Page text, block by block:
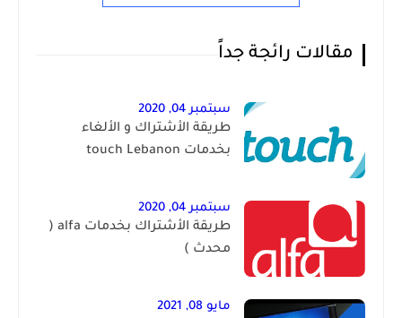
مقالات رائجة جداً
سبتمبر 04, 2020
طريقة الأشتراك و الألغاء
بخدمات touch Lebanon
سبتمبر 04, 2020
طريقة الأشتراك بخدمات alfa (
محدث )
مايو 08, 2021